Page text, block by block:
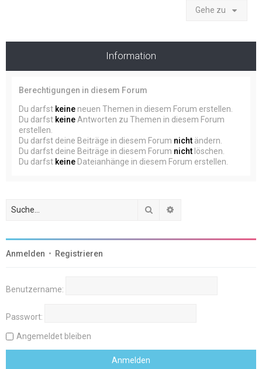
Gehe zu
Information
Berechtigungen in diesem Forum
Du darfst keine neuen Themen in diesem Forum erstellen.
Du darfst keine Antworten zu Themen in diesem Forum
erstellen.
Du darfst deine Beiträge in diesem Forum nicht ändern.
Du darfst deine Beiträge in diesem Forum nicht löschen.
Du darfst keine Dateianhänge in diesem Forum erstellen.
Suche
Anmelden • Registrieren
Benutzername:
Passwort:
Angemeldet bleiben